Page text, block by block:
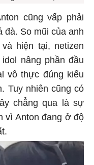
cũng vấp phải
đà. So mũi của anh
hiện tại, netizen
nâng phần đầu
vô thực đúng kiểu
Tuy nhiên cũng có
chẳng qua là sự
vì Anton đang ở độ